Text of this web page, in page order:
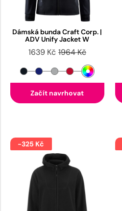
Dámská bunda Craft Corp. |
ADV Unify Jacket W
1639 Kč 1964 Kč
Začít navrhovat
-325 Kč